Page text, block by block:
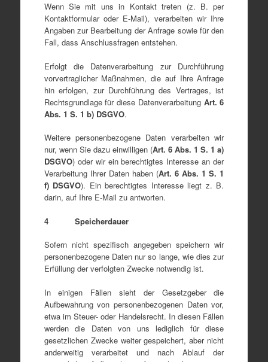
Wenn Sie mit uns in Kontakt treten (z. B. per
Kontaktformular oder E-Mail), verarbeiten wir Ihre
Angaben zur Bearbeitung der Anfrage sowie für den
Fall, dass Anschlussfragen entstehen.
Erfolgt die Datenverarbeitung zur Durchführung
vorvertraglicher Maßnahmen, die auf Ihre Anfrage
hin erfolgen, zur Durchführung des Vertrages, ist
Rechtsgrundlage für diese Datenverarbeitung Art. 6
Abs. 1 S. 1 b) DSGVO.
Weitere personenbezogene Daten verarbeiten wir
nur, wenn Sie dazu einwilligen (Art. 6 Abs. 1S. 1a)
DSGVO) oder wir ein berechtigtes Interesse an der
Verarbeitung Ihrer Daten haben (Art. 6 Abs. 1S. 1
f) DSGVO). Ein berechtigtes Interesse liegt z. B.
darin, auf Ihre E-Mail zu antworten.
4 Speicherdauer
Sofern nicht spezifisch angegeben speichern wir
personenbezogene Daten nur so lange, wie dies zur
Erfüllung der verfolgten Zwecke notwendig ist.
In einigen Fällen sieht der Gesetzgeber die
Aufbewahrung von personenbezogenen Daten vor,
etwa im Steuer- oder Handelsrecht. In diesen Fällen
werden die Daten von uns lediglich für diese
gesetzlichen Zwecke weiter gespeichert, aber nicht
anderweitig verarbeitet und nach Ablauf der